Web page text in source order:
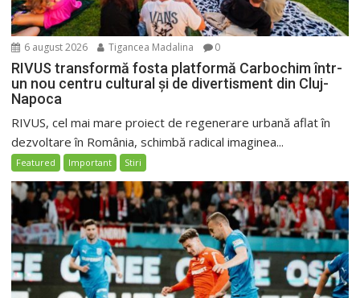
6 august 2026 Tigancea Madalina 0
RIVUS transformă fosta platformă Carbochim într-
un nou centru cultural și de divertisment din Cluj-
Napoca
RIVUS, cel mai mare proiect de regenerare urbană aflat în
dezvoltare în România, schimbă radical imaginea...
Featured Important Stiri